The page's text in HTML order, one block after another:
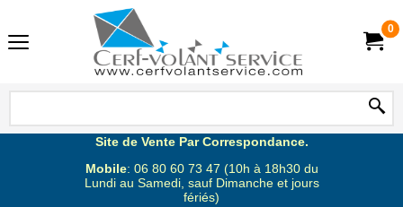
0
Site de Vente Par Correspondance.
Mobile: 06 80 60 73 47 (10h à 18h30 du
Lundi au Samedi, sauf Dimanche et jours
fériés)